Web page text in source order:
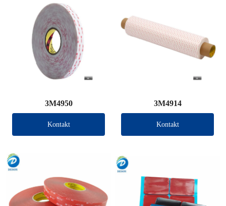
3M4950
Kontakt
3M4914
Kontakt